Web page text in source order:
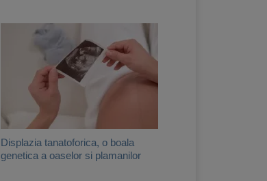
Displazia tanatoforica, o boala
genetica a oaselor si plamanilor